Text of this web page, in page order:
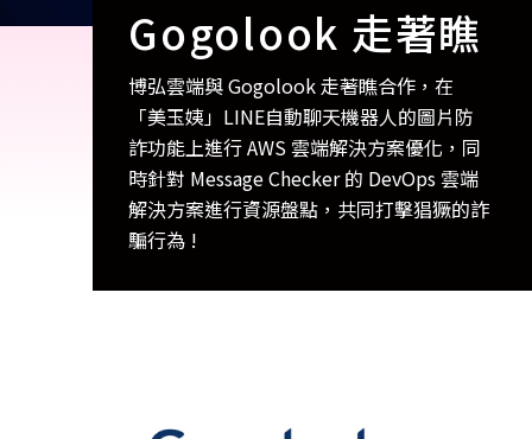
Gogolook 走著瞧
博弘雲端與 Gogolook 走著瞧合作，在
「美玉姨」LINE自動聊天機器人的圖片防
詐功能上進行 AWS 雲端解決方案優化，同
時針對 Message Checker 的 DevOps 雲端
解決方案進行資源盤點，共同打擊猖獗的詐
騙行為 !